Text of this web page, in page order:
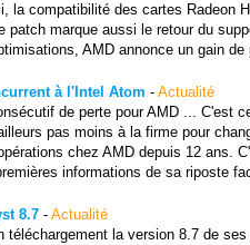
la compatibilité des cartes Radeon
patch marque aussi le retour du
AMD annonce un gain
à l'Intel Atom - Actualité
de perte pour AMD ... C'est
pas moins à la firme pour
chez AMD depuis 12 ans.
informations de sa riposte
8.7- Actualité
téléchargement la version 8.7 de